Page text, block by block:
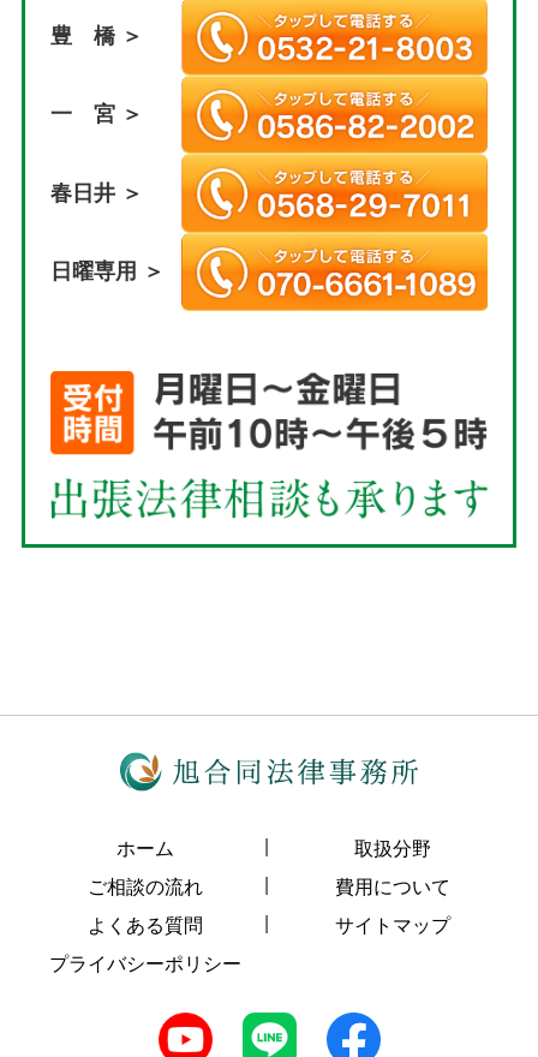
豊 橋 ＞
一 宮 ＞
春日井 ＞
日曜専用 ＞
ホーム
取扱分野
ご相談の流れ
費用について
よくある質問
サイトマップ
プライバシーポリシー